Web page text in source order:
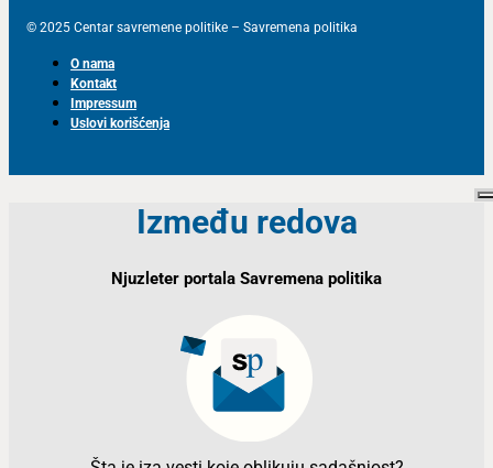
© 2025 Centar savremene politike – Savremena politika
O nama
Kontakt
Impressum
Uslovi korišćenja
Između redova
Njuzleter portala Savremena politika